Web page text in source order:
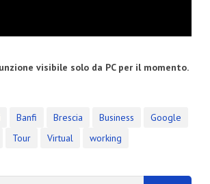
visibile solo da PC per il momento.
Banfi Brescia Business
Google
Tour Virtual working